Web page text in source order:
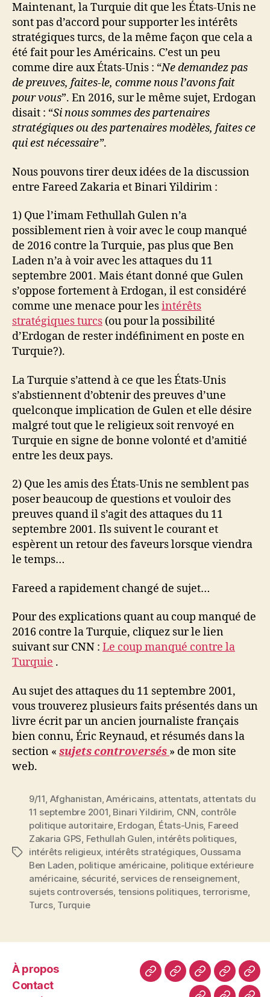
Maintenant, la Turquie dit que les États-Unis ne
sont pas d’accord pour supporter les intérêts
stratégiques turcs, de la même façon que cela a
été fait pour les Américains. C’est un peu
comme dire aux États-Unis : “Ne demandez pas
de preuves, faites-le, comme nous l’avons fait
pour vous”. En 2016, sur le même sujet, Erdogan
disait : “Si nous sommes des partenaires
stratégiques ou des partenaires modèles, faites ce
qui est nécessaire”.
Nous pouvons tirer deux idées de la discussion
entre Fareed Zakaria et Binari Yildirim :
1) Que l’imam Fethullah Gulen n’a
possiblement rien à voir avec le coup manqué
de 2016 contre la Turquie, pas plus que Ben
Laden n’a à voir avec les attaques du 11
septembre 2001. Mais étant donné que Gulen
s’oppose fortement à Erdogan, il est considéré
comme une menace pour lesintérêts
stratégiques turcs (ou pour la possibilité
d’Erdogan de rester indéfiniment en poste en
Turquie?).
La Turquie s’attend à ce que les États-Unis
s’abstiennent d’obtenir des preuves d’une
quelconque implication de Gulen et elle désire
malgré tout que le religieux soit renvoyé en
Turquie en signe de bonne volonté et d’amitié
entre les deux pays.
2) Que les amis des États-Unis ne semblent pas
poser beaucoup de questions et vouloir des
preuves quand il s’agit des attaques du 11
septembre 2001. Ils suivent le courant et
espèrent un retour des faveurs lorsque viendra
le temps…
Fareed a rapidement changé de sujet…
Pour des explications quant au coup manqué de
2016 contre la Turquie, cliquez sur le lien
suivant sur CNN : Le coup manqué contre la
Turquie .
Au sujet des attaques du 11 septembre 2001,
vous trouverez plusieurs faits présentés dans un
livre écrit par un ancien journaliste français
bien connu, Éric Reynaud, et résumés dans la
section « sujets controversés » de mon site
web.
Étiquettes
9/11 Afghanistan ,Américains, attentats, attentats du
11 septembre 2001 Binari Yildirim CNN contrôle
politique autoritaire, Erdogan États-Unis, Fareed
Zakaria GPS Fethullah Gulen intérêts politiques,
intérêts religieux, intérêts stratégiques, Oussama
Ben Laden politique américaine politique extérieure
américaine, sécurité, services de renseignement
sujets controversés tensions politiques,terrorisme,
Turcs, Turquie
À propos
Contact
À
ContactGaleries
photosvos
de